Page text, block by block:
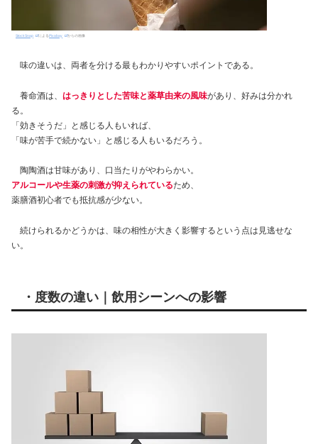
StockSnap によるPixabay からの画像
味の違いは、両者を分ける最もわかりやすいポイントである。
養命酒は、 はっきりとした苦味と薬草由来の風味があり、好みは分かれ
る。
「効きそうだ」と感じる人もいれば、
「味が苦手で続かない」と感じる人もいるだろう。
陶陶酒は甘味があり、口当たりがやわらかい。
アルコールや生薬の刺激が抑えられているため、
薬膳酒初心者でも抵抗感が少ない。
続けられるかどうかは、味の相性が大きく影響するという点は見逃せな
い。
・度数の違い｜飲用シーンへの影響